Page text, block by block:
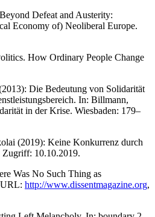
Defeat and Austerity:
Economy of) Neoliberal Europe.
How Ordinary People Change
Die Bedeutung von Solidarität
In: Billmann,
in der Krise. Wiesbaden: 179–
(2019): Keine Konkurrenz durch
10.10.2019.
Was No Such Thing as
URL: http://www.dissentmagazine.org,